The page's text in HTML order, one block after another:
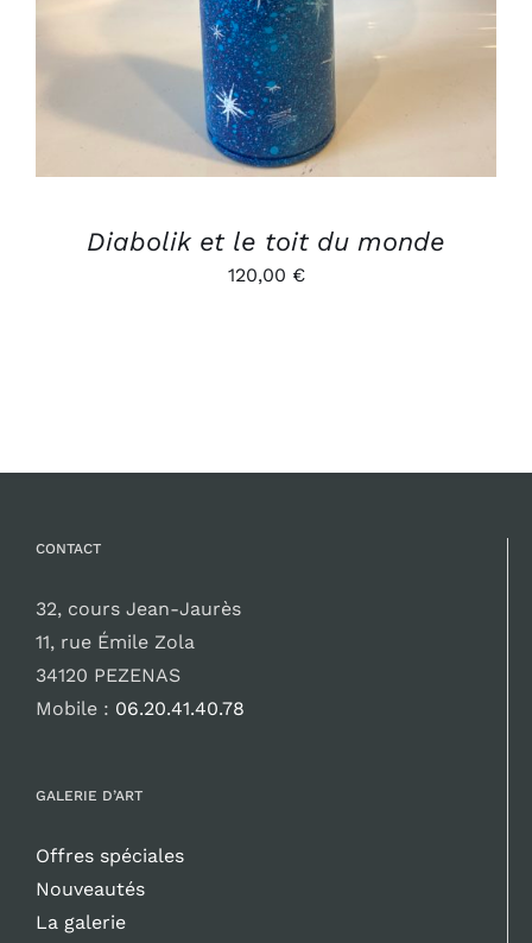
Diabolik et le toit du monde
120,00 €
CONTACT
32, cours Jean-Jaurès
11, rue Émile Zola
34120 PEZENAS
Mobile : 06.20.41.40.78
GALERIE D’ART
Offres spéciales
Nouveautés
La galerie